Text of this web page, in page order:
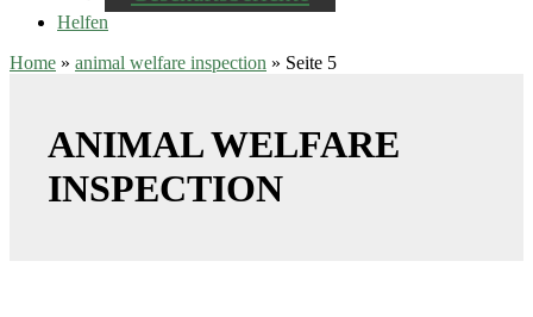
Helfen
Home » animal welfare inspection » Seite 5
ANIMAL WELFARE
INSPECTION